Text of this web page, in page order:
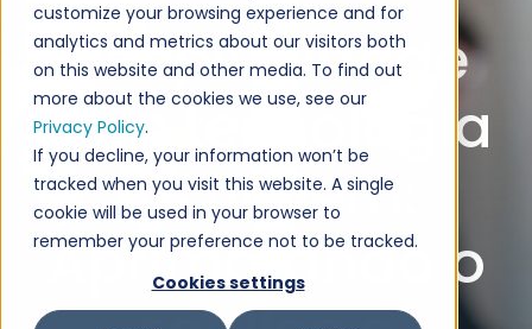
customize your browsing experience and for
analytics and metrics about our visitors both
on this website and other media. To find out
more about the cookies we use, see our
Privacy Policy.
If you decline, your information won’t be
tracked when you visit this website. A single
cookie will be used in your browser to
remember your preference not to be tracked.
Cookies settings
Hospitalidade
com tecnologia
de nuvem:
Aprimorando o